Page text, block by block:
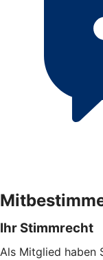
Ihr Stimmrecht
Als Mitglied haben